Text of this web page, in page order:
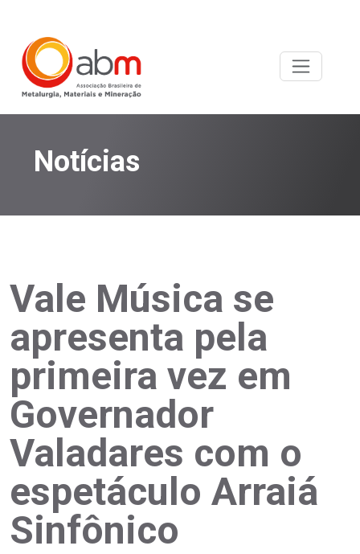
Notícias
Vale Música se
apresenta pela
primeira vez em
Governador
Valadares com o
espetáculo Arraiá
Sinfônico